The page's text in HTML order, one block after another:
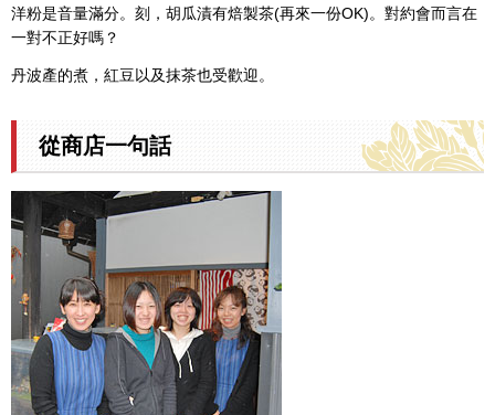
洋粉是音量滿分。刻，胡瓜漬有焙製茶(再來一份OK)。對約會而言在
一對不正好嗎？
丹波產的煮，紅豆以及抹茶也受歡迎。
從商店一句話